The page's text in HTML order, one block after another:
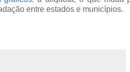
entre estados e municípios.